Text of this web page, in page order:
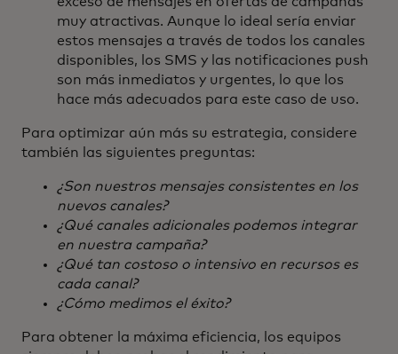
muy atractivas. Aunque lo ideal sería enviar
estos mensajes a través de todos los canales
disponibles, los SMS y las notificaciones push
son más inmediatos y urgentes, lo que los
hace más adecuados para este caso de uso.
Para optimizar aún más su estrategia, considere
también las siguientes preguntas:
¿Son nuestros mensajes consistentes en los
nuevos canales?
¿Qué canales adicionales podemos integrar
en nuestra campaña?
¿Qué tan costoso o intensivo en recursos es
cada canal?
¿Cómo medimos el éxito?
Para obtener la máxima eficiencia, los equipos